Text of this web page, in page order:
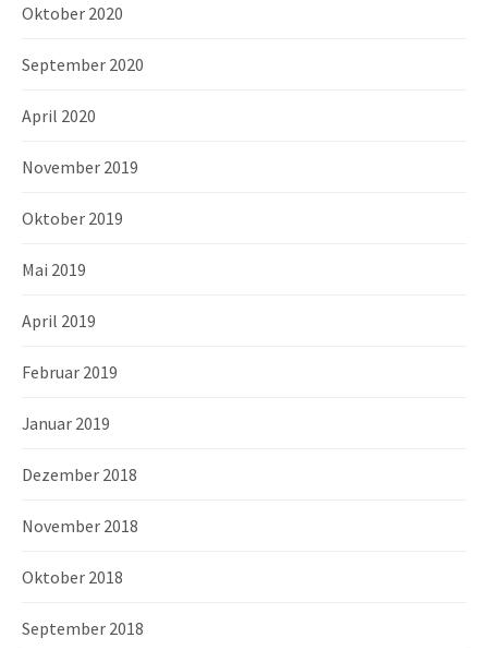
Oktober 2020
September 2020
April 2020
November 2019
Oktober 2019
Mai 2019
April 2019
Februar 2019
Januar 2019
Dezember 2018
November 2018
Oktober 2018
September 2018